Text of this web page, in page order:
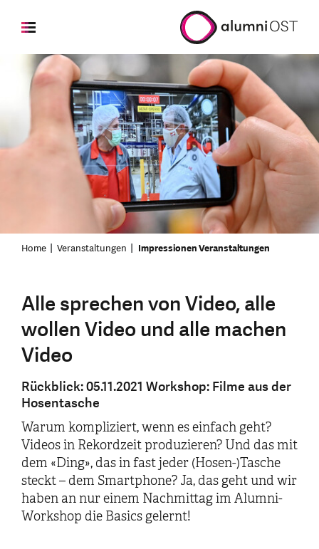
Home Veranstaltungen Impressionen Veranstaltungen
Alle sprechen von Video, alle
wollen Video und alle machen
Video
Rückblick: 05.11.2021 Workshop: Filme aus der
Hosentasche
Warum kompliziert, wenn es einfach geht?
Videos in Rekordzeit produzieren? Und das mit
dem «Ding», das in fast jeder (Hosen-)Tasche
steckt – dem Smartphone? Ja, das geht und wir
haben an nur einem Nachmittag im Alumni-
Workshop die Basics gelernt!